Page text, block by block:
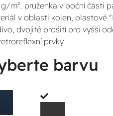
g/m². pruženka v boční části
v oblasti kolen, plastové
dvojité prošití pro vyšší
prvky
barvu